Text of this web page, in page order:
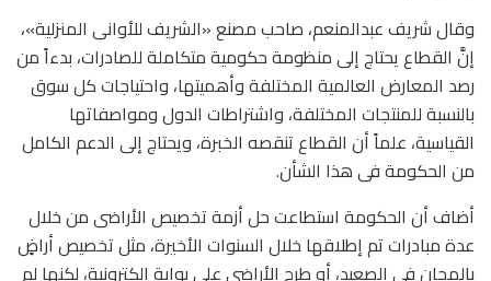
وقال شريف عبدالمنعم، صاحب مصنع «الشريف للأوانى المنزلية»،
إنَّ القطاع يحتاج إلى منظومة حكومية متكاملة للصادرات، بدءاً من
رصد المعارض العالمية المختلفة وأهميتها، واحتياجات كل سوق
بالنسبة للمنتجات المختلفة، واشتراطات الدول ومواصفاتها
القياسية، علماً أن القطاع تنقصه الخبرة، ويحتاج إلى الدعم الكامل
من الحكومة فى هذا الشأن.
أضاف أن الحكومة استطاعت حل أزمة تخصيص الأراضى من خلال
عدة مبادرات تم إطلاقها خلال السنوات الأخيرة، مثل تخصيص أراضٍ
بالمجان فى الصعيد، أو طرح الأراضى على بوابة إلكترونية، لكنها لم